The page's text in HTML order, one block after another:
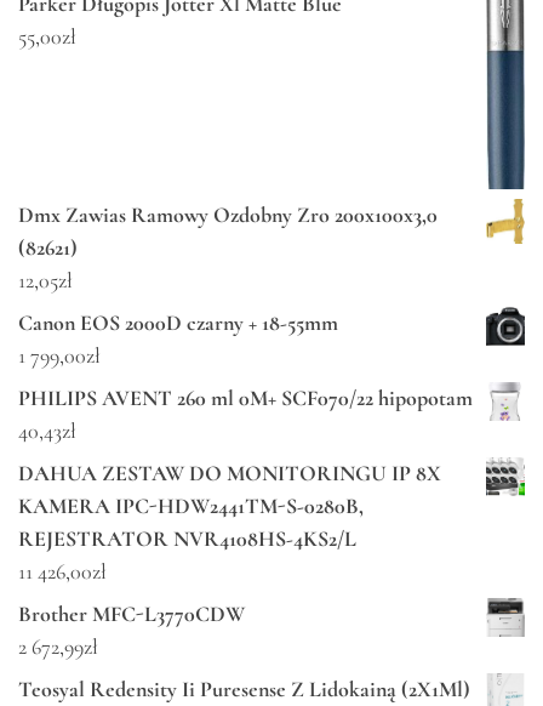
55,00zł
Dmx Zawias Ramowy Ozdobny Zro 200x100x3,0
(82621)
12,05zł
Canon EOS 2000D czarny + 18-55mm
1 799,00zł
PHILIPS AVENT 260 ml 0M+ SCF070/22 hipopotam
40,43zł
DAHUA ZESTAW DO MONITORINGU IP 8X
KAMERA IPC-HDW2441TM-S-0280B,
REJESTRATOR NVR4108HS-4KS2/L
11 426,00zł
Brother MFC-L3770CDW
2 672,99zł
Teosyal Redensity Ii Puresense Z Lidokainą (2X1Ml)